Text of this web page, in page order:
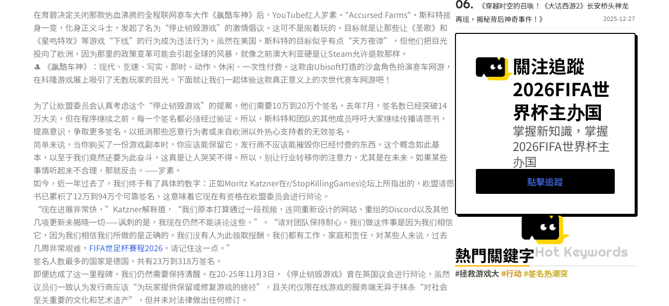
在育碧决定关闭那款热血沸腾的全程联网赛车大作《飙酷车神》后，YouTube红人罗素·"Accursed Farms"·斯科特摇
身一变，化身正义斗士，发起了名为“停止销毁游戏”的激情倡议。这可不是闹着玩的，目标就是让那些让《圣歌》和
《星鸣特攻》等游戏“下线”的行为成为违法行为。虽然在美国，斯科特的目标似乎有点“天方夜谭”，但他们把目光
投向了欧洲，因为那里的政策变革可能会引起全球的风暴，就像之前澳大利亚硬是让Steam允许退款那样。
🎩 《飙酷车神》：现代、竞速、写实、即时、动作、休闲、一次性付费。这款由Ubisoft打造的沙盒角色扮演赛车网游，
在科隆游戏展上吸引了无数玩家的目光。下面就让我们一起体验这款真正意义上的次世代赛车网游吧！
为了让欧盟委员会认真考虑这个“停止销毁游戏”的提案，他们需要10万到20万个签名。去年7月，签名数已经突破14
万大关，但在程序继续之前，每一个签名都必须经过验证。所以，斯科特和团队的其他成员呼吁大家继续传播请愿书，
提高意识，争取更多签名，以抵消那些恶意行为者或来自欧洲以外热心支持者的无效签名。
简单来说，当你购买了一份游戏副本时，你应该能保留它，发行商不应该能摧毁你已经付费的东西。这个概念如此基
本，以至于我们竟然还要为此奋斗，这真是让人哭笑不得。所以，别让行业转移你的注意力，尤其是在未来。如果某些
事情听起来不合理，那就反击。——罗素。
如今，近一年过去了，我们终于有了具体的数字：正如Moritz Katzner在r/StopKillingGames论坛上所指出的，欧盟请愿
书已累积了12万到94万个可靠签名，这意味着它现在有资格在欧盟委员会进行辩论。
“现在进展非常快，”Katzner解释道，“我们原本打算通过一段视频，连同重新设计的网站、重组的Discord以及其他
几项更新来揭晓一切——讽刺的是，我现在仍然不能谈论这些，”。“请对团队保持耐心。我们做这件事是因为我们相信
它，因为我们相信我们所做的是正确的。我们没有人为此领取报酬。我们都有工作、家庭和责任，对某些人来说，过去
几周非常艰难， FIFA世足杯賽程2026 。请记住这一点。”
签名人数最多的国家是德国，共有23万到318万签名。
即便达成了这一里程碑，我们仍然需要保持清醒。在20-25年11月3日，《停止销毁游戏》曾在英国议会进行辩论，虽然
议员们一致认为发行商应该“为玩家提供保留或修复游戏的途径”，且关闭仅限在线游戏的服务端无异于抹杀“对社会
至关重要的文化和艺术遗产”，但并未对法律做出任何修订。
《穿越时空的召唤！《大话西游2》长安桥头神龙
再现，揭秘背后神奇事件！》
2025-12-27
關注追蹤
2026FIFA世
界杯主办国
掌握新知識，掌握
2026FIFA世界杯主
办国
點擊追蹤
熱門關鍵字Hot Keywords
#拯救游戏大#行动#签名热潮突